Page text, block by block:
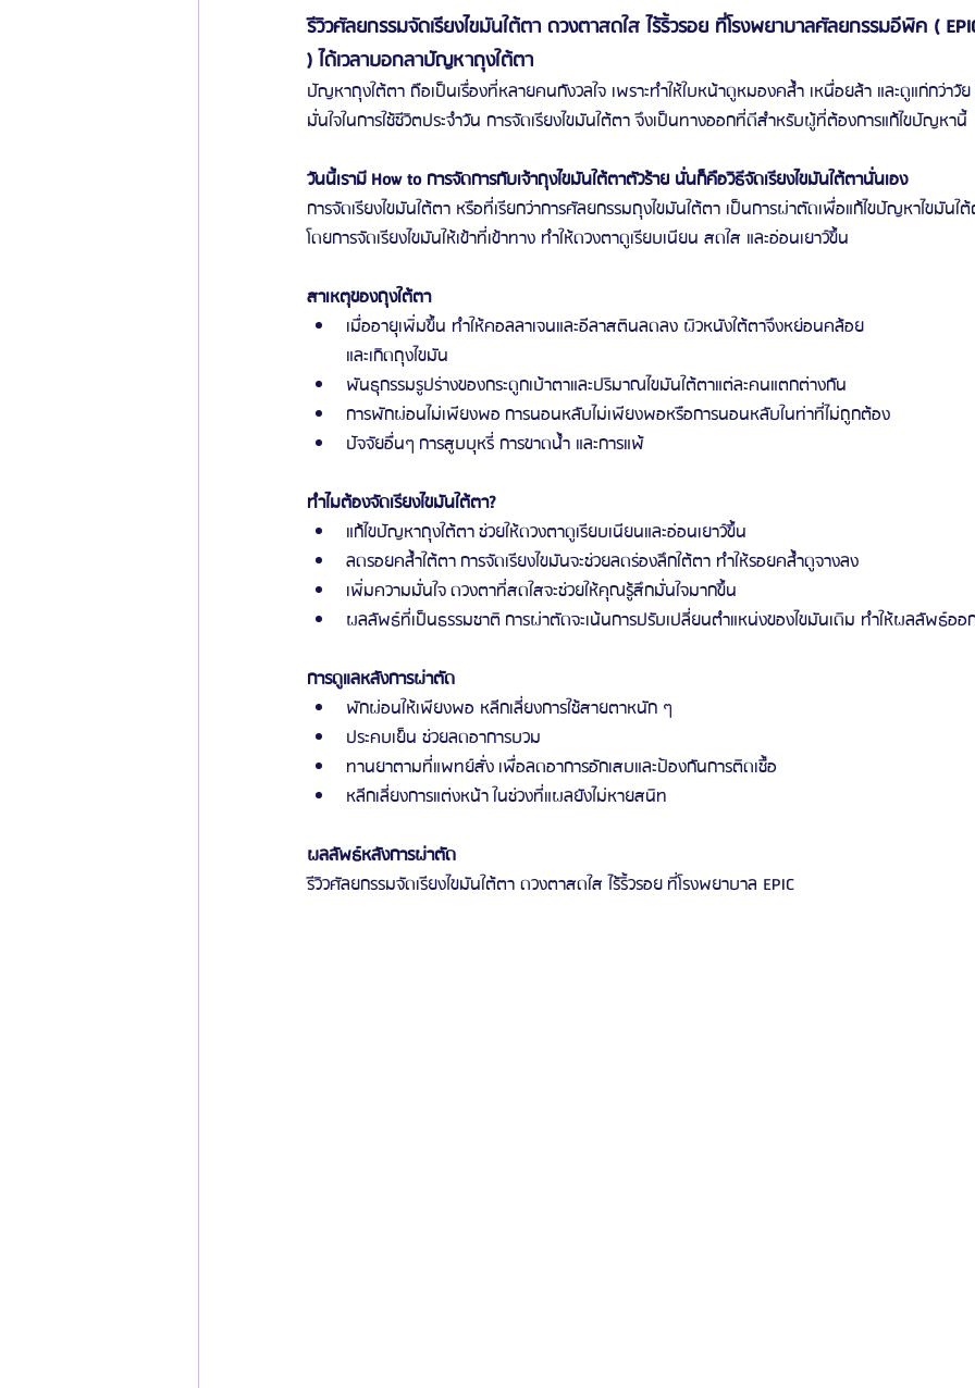
รีวิวศัลยกรรมจัดเรียงไขมันใต้ตา ดวงตาสดใส ไร้ริ้วรอย ที่โรงพยาบาลศัลยกรรมอีพิค (
) ได้เวลาบอกลาปัญหาถุงใต้ตา
ปัญหาถุงใต้ตา ถือเป็นเรื่องที่หลายคนกังวลใจ เพราะทำให้ใบหน้าดูหมองคล้ำ เหนื่อยล้า และดูแก่กว่า
มั่นใจในการใช้ชีวิตประจำวัน การจัดเรียงไขมันใต้ตา จึงเป็นทางออกที่ดีสำหรับผู้ที่ต้องการแก้ไขปัญหานี้
วันนี้เรามี How to การจัดการกับเจ้าถุงไขมันใต้ตาตัวร้าย นั่นก็คือวิธีจัดเรียงไขมันใต้ตานั่นเอง
การจัดเรียงไขมันใต้ตา หรือที่เรียกว่าการศัลยกรรมถุงไขมันใต้ตา เป็นการผ่าตัดเพื่อแก้ไขปัญหาไขมัน
โดยการจัดเรียงไขมันให้เข้าที่เข้าทาง ทำให้ดวงตาดูเรียบเนียน สดใส และอ่อนเยาว์ขึ้น
สาเหตุของถุงใต้ตา
เมื่ออายุเพิ่มขึ้น ทำให้คอลลาเจนและอีลาสตินลดลง ผิวหนังใต้ตาจึงหย่อนคล้อย
และเกิดถุงไขมัน
พันธุกรรมรูปร่างของกระดูกเบ้าตาและปริมาณไขมันใต้ตาแต่ละคนแตกต่างกัน
การพักผ่อนไม่เพียงพอ การนอนหลับไม่เพียงพอหรือการนอนหลับในท่าที่ไม่ถูกต้อง
ปัจจัยอื่นๆ การสูบบุหรี่ การขาดน้ำ และการแพ้
ทำไมต้องจัดเรียงไขมันใต้ตา?
แก้ไขปัญหาถุงใต้ตา ช่วยให้ดวงตาดูเรียบเนียนและอ่อนเยาว์ขึ้น
ลดรอยคล้ำใต้ตา การจัดเรียงไขมันจะช่วยลดร่องลึกใต้ตา ทำให้รอยคล้ำดูจางลง
เพิ่มความมั่นใจ ดวงตาที่สดใสจะช่วยให้คุณรู้สึกมั่นใจมากขึ้น
ผลลัพธ์ที่เป็นธรรมชาติ การผ่าตัดจะเน้นการปรับเปลี่ยนตำแหน่งของไขมันเดิม ทำให้ผลลัพธ์ออ
การดูแลหลังการผ่าตัด
พักผ่อนให้เพียงพอ หลีกเลี่ยงการใช้สายตาหนัก ๆ
ประคบเย็น ช่วยลดอาการบวม
ทานยาตามที่แพทย์สั่ง เพื่อลดอาการอักเสบและป้องกันการติดเชื้อ
หลีกเลี่ยงการแต่งหน้า ในช่วงที่แผลยังไม่หายสนิท
ผลลัพธ์หลังการผ่าตัด
รีวิวศัลยกรรมจัดเรียงไขมันใต้ตา ดวงตาสดใส ไร้ริ้วรอย ที่โรงพยาบาล EPIC